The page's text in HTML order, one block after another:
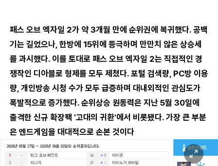
패스 오브 엑자일 2가 약 3개월 만에 순위권에 복귀했다. 공백
기는 길었으나, 한방에 15위에 등극하며 만만치 않은 상승세
를 과시했다. 이를 토대로 패스 오브 엑자일 2는 직접적인 경
쟁작인 디아블로 형제를 모두 제쳤다. 포털 검색량, PC방 이용
량, 개인방송 시청 수가 모두 급증하며 대내외적인 관심도가
폭발적으로 증가했다. 순위상승 원동력은 지난 5월 30일에
출격한 신규 확장팩 '고대의 귀환'에서 비롯됐다. 가장 큰 부분
은 엔드게임을 대대적으로 손본 것이다